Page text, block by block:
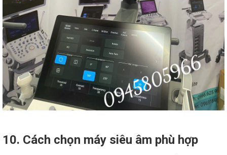
10. Cách chọn máy siêu âm phù hợp